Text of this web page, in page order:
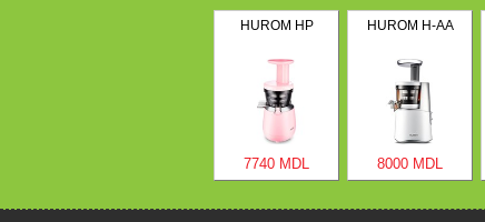
HUROM HP
7740 MDL
HUROM H-AA
8000 MDL